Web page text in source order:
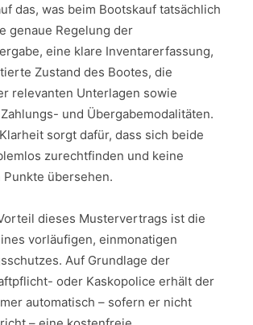
das, was beim Bootskauf tatsächlich
genaue Regelung der
eine klare Inventarerfassung,
Zustand des Bootes, die
relevanten Unterlagen sowie
und Übergabemodalitäten.
sorgt dafür, dass sich beide
zurechtfinden und keine
übersehen.
dieses Mustervertrags ist die
vorläufigen, einmonatigen
Auf Grundlage der
oder Kaskopolice erhält der
automatisch – sofern er nicht